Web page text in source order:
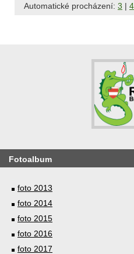
Automatické procházení: 3 | 4
Fotoalbum
foto 2013
foto 2014
foto 2015
foto 2016
foto 2017